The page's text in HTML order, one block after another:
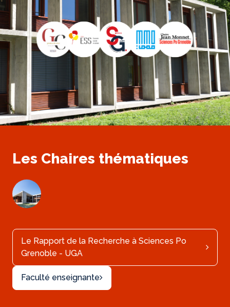
Les Chaires thématiques
Le Rapport de la Recherche à Sciences Po
Grenoble - UGA
Faculté enseignante